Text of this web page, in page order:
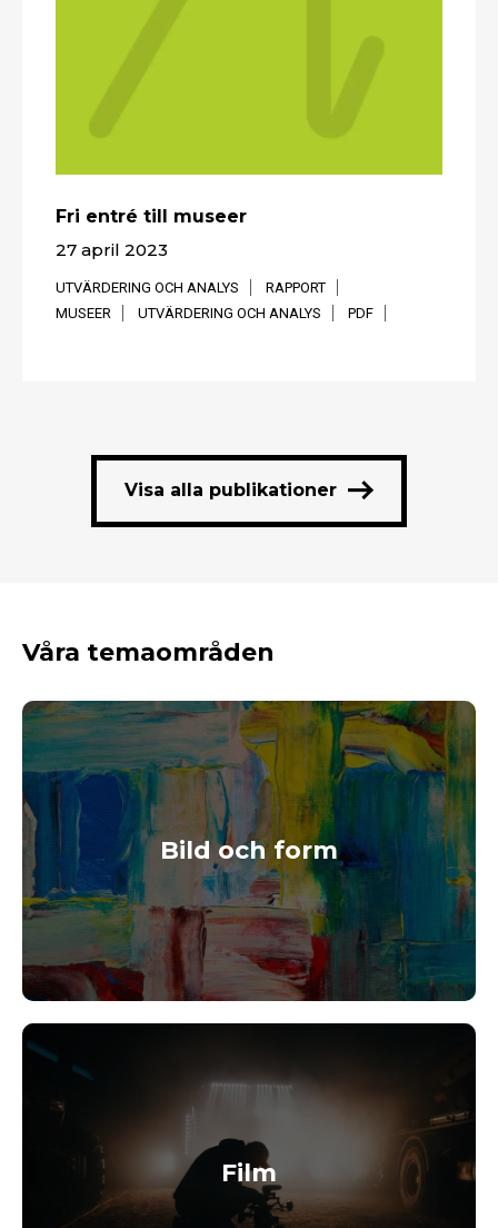
Fri entré till museer
27 april 2023
UTVÄRDERING OCH ANALYS
RAPPORT
MUSEER
UTVÄRDERING OCH ANALYS PDF
Visa alla publikationer
Våra temaområden
Bild och form
Film